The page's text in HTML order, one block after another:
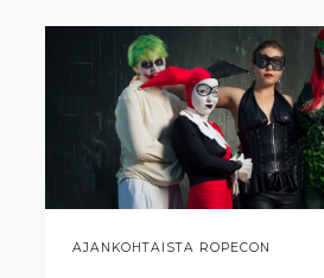
AJANKOHTAISTA ROPECON